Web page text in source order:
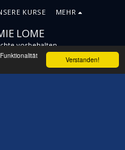
Verstanden!
LOME
vorbehalten.
|Barrierefreiheit
KURSE MEHR